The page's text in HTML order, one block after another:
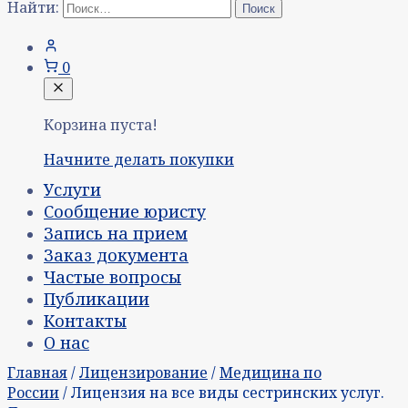
Найти:
0
Корзина пуста!
Начните делать покупки
Услуги
Сообщение юристу
Запись на прием
Заказ документа
Частые вопросы
Публикации
Контакты
О нас
Главная/Лицензирование /Медицина по
России/ Лицензия на все виды сестринских услуг.